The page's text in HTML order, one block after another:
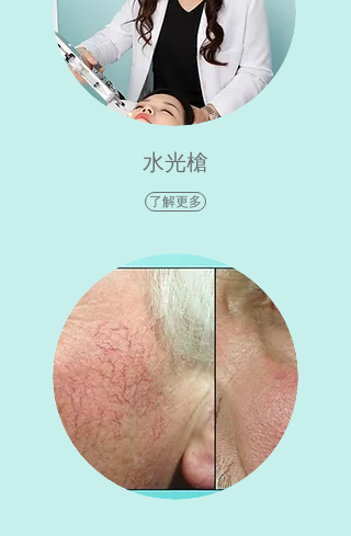
水光槍
了解更多